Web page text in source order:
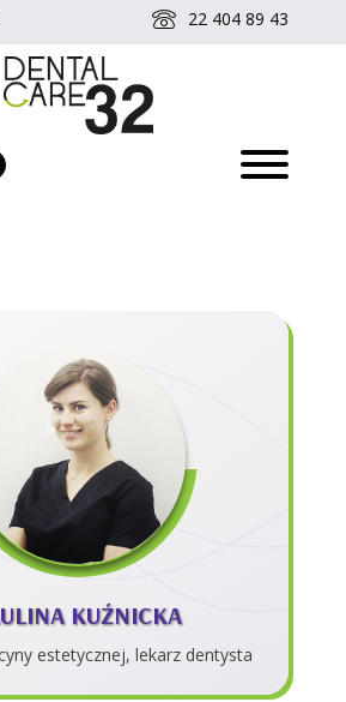
22 404 89 43
KUŹNICKA
estetycznej, lekarz dentysta